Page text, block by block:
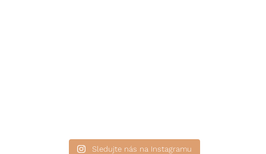
Sledujte nás na Instagramu